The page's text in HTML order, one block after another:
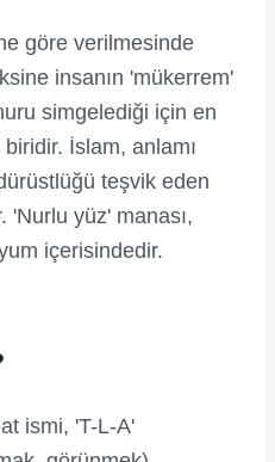
göre verilmesinde
insanın 'mükerrem'
simgelediği için en
İslam, anlamı
teşvik eden
'Nurlu yüz' manası,
içerisindedir.
ismi, 'T-L-A'